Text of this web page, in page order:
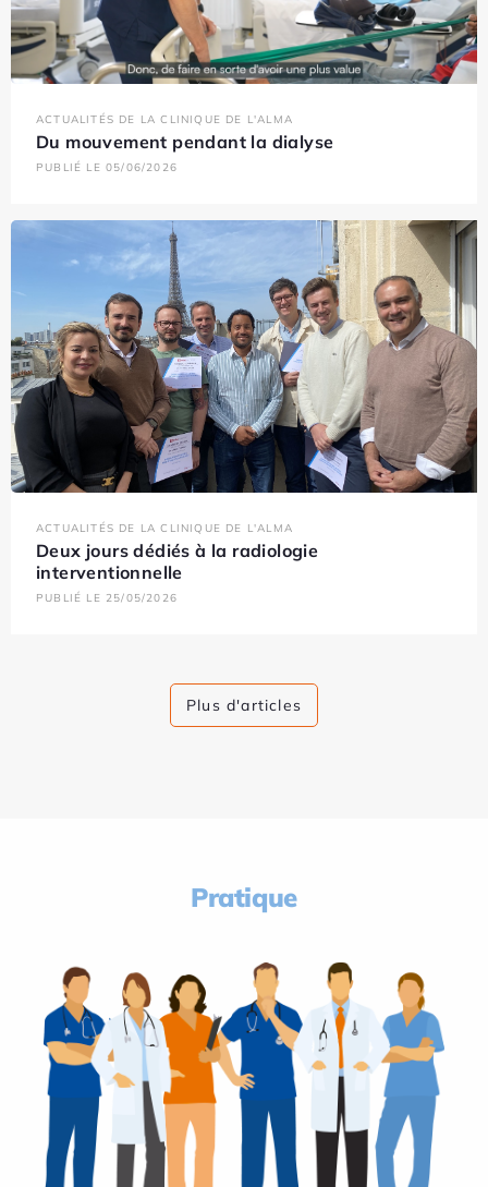
ACTUALITÉS DE LA CLINIQUE DE L'ALMA
Du mouvement pendant la dialyse
PUBLIÉ LE 05/06/2026
ACTUALITÉS DE LA CLINIQUE DE L'ALMA
Deux jours dédiés à la radiologie
interventionnelle
PUBLIÉ LE 25/05/2026
Plus d'articles
Pratique